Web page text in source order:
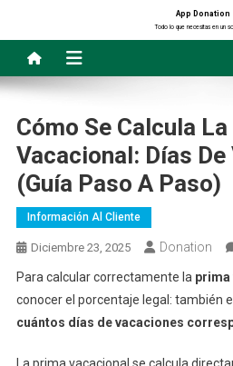
contenido
App Donation
Todo lo que necesitas en un
Cómo Se Calcula
Vacacional: Días
(Guía Paso A Paso)
Información Al Cliente
Diciembre 23, 2025 Donation
Para calcular correctamente la prima
conocer el porcentaje legal: también
cuántos días de vacaciones